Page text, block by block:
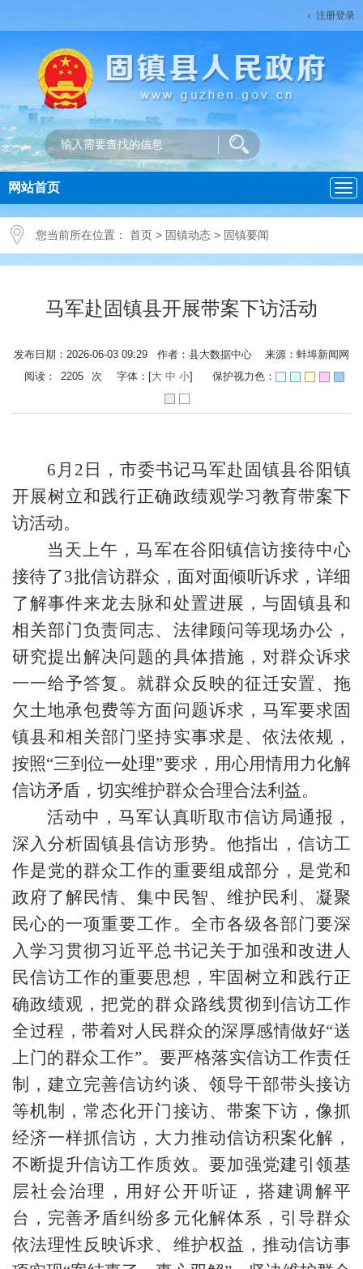
注册登录
导
航
网站首页
您当前所在位置： 首页 > 固镇动态 > 固镇要闻
马军赴固镇县开展带案下访活动
发布日期：2026-06-03 09:29 作者：县大数据中心 来源：蚌埠新闻网
阅读：
2205 次 字体：[大 中 小] 保护视力色：
6月2日，市委书记马军赴固镇县谷阳镇
开展树立和践行正确政绩观学习教育带案下
访活动。
当天上午，马军在谷阳镇信访接待中心
接待了3批信访群众，面对面倾听诉求，详细
了解事件来龙去脉和处置进展，与固镇县和
相关部门负责同志、法律顾问等现场办公，
研究提出解决问题的具体措施，对群众诉求
一一给予答复。就群众反映的征迁安置、拖
欠土地承包费等方面问题诉求，马军要求固
镇县和相关部门坚持实事求是、依法依规，
按照“三到位一处理”要求，用心用情用力化解
信访矛盾，切实维护群众合理合法利益。
活动中，马军认真听取市信访局通报，
深入分析固镇县信访形势。他指出，信访工
作是党的群众工作的重要组成部分，是党和
政府了解民情、集中民智、维护民利、凝聚
民心的一项重要工作。全市各级各部门要深
入学习贯彻习近平总书记关于加强和改进人
民信访工作的重要思想，牢固树立和践行正
确政绩观，把党的群众路线贯彻到信访工作
全过程，带着对人民群众的深厚感情做好“送
上门的群众工作”。要严格落实信访工作责任
制，建立完善信访约谈、领导干部带头接访
等机制，常态化开门接访、带案下访，像抓
经济一样抓信访，大力推动信访积案化解，
不断提升信访工作质效。要加强党建引领基
层社会治理，用好公开听证，搭建调解平
台，完善矛盾纠纷多元化解体系，引导群众
依法理性反映诉求、维护权益，推动信访事